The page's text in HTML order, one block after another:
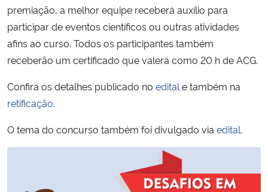
Controladoria-Geral da União
Ministério da Mulher, da Família e dos Direitos Humanos
Secretaria de Governo
Gabinete de Segurança Institucional
premiação, a melhor equipe receberá auxílio para
participar de eventos científicos ou outras atividades
afins ao curso. Todos os participantes também
receberão um certificado que valerá como 20 h de ACG.
Confira os detalhes publicado no edital e também na
retificação.
O tema do concurso também foi divulgado via edital.